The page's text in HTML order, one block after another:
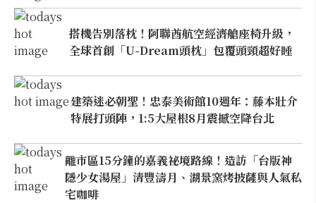
搭機告別落枕！阿聯酋航空經濟艙座椅升級，
全球首創「U-Dream頭枕」包覆頭頸超好睡
建築迷必朝聖！忠泰美術館10週年：藤本壯介
特展打頭陣，1:5大屋根8月震撼空降台北
離市區15分鐘的嘉義祕境路線！造訪「台版神
隱少女湯屋」清豐濤月、湖景窯烤披薩與人氣私
宅咖啡